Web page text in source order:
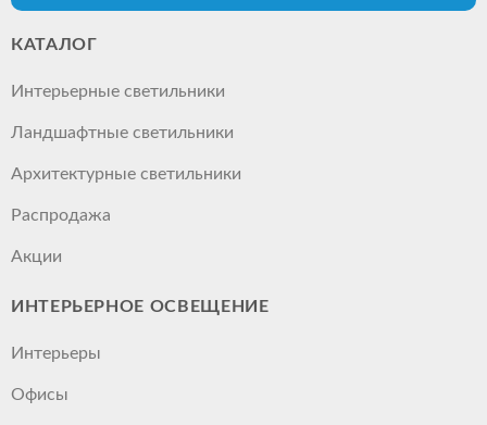
КАТАЛОГ
Интерьерные светильники
Ландшафтные светильники
Архитектурные светильники
Распродажа
Акции
ИНТЕРЬЕРНОЕ ОСВЕЩЕНИЕ
Интерьеры
Офисы